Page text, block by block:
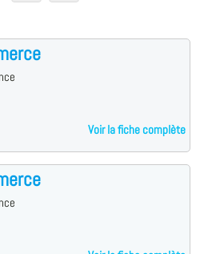
Voir la fiche complète